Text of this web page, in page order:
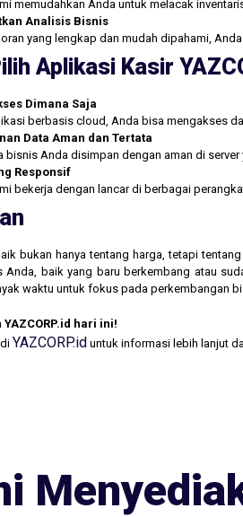
memudahkan Anda untuk melacak
Analisis Bisnis
yang lengkap dan mudah dipahami,
Aplikasi Kasir
Dimana Saja
berbasis cloud, Anda bisa mengakses
Data Aman dan Tertata
bisnis Anda disimpan dengan aman di
Responsif
bekerja dengan lancar di berbagai
bukan hanya tentang harga, tetapi
Anda, baik yang baru berkembang atau
waktu untuk fokus pada perkembangan
hari ini!
YAZCORP.id untuk informasi lebih lanjut